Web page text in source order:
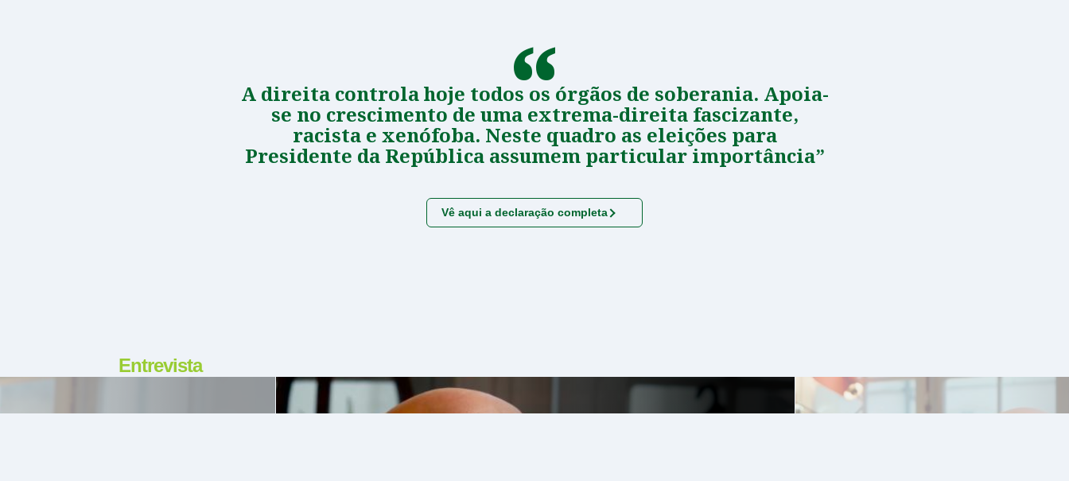
A direita controla hoje todos os órgãos de soberania. Apoia-
se no crescimento de uma extrema-direita fascizante,
racista e xenófoba. Neste quadro as eleições para
Presidente da República assumem particular importância”
Vê aqui a declaração completa
Entrevista